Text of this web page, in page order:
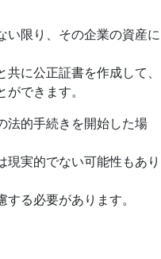
い限り、その企業の資産に
に公正証書を作成して、
できます。
法的手続きを開始した場
現実的でない可能性もあり
る必要があります。